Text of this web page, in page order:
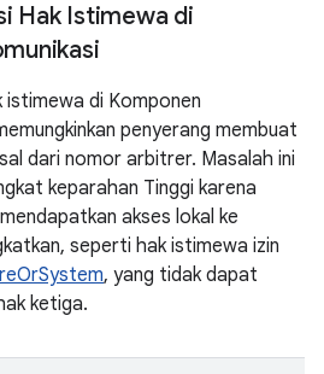
Hak Istimewa di
istimewa di Komponen
penyerang membuat
dari nomor arbitrer. Masalah ini
keparahan Tinggi karena
akses lokal ke
seperti hak istimewa izin
, yang tidak dapat
ketiga.